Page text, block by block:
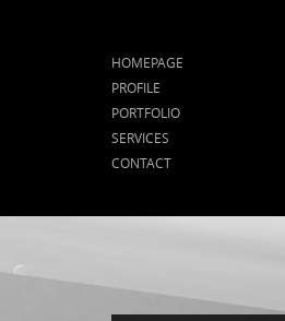
HOMEPAGE
PROFILE
PORTFOLIO
SERVICES
CONTACT